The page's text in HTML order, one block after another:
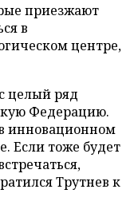
приезжают
в
центре,
целый ряд
Федерацию.
инновационном
Если тоже будет
Трутнев к